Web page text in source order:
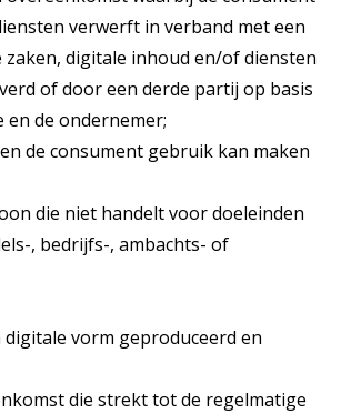
verwerft in verband met een
digitale inhoud en/of diensten
of door een derde partij op basis
en de ondernemer;
de consument gebruik kan maken
die niet handelt voor doeleinden
, bedrijfs-, ambachts- of
vorm geproduceerd en
die strekt tot de regelmatige